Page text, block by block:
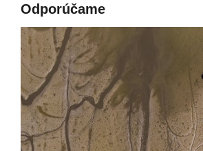
Odporúčame